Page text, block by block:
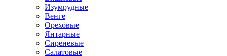
Изумрудные
Венге
Ореховые
Янтарные
Сиреневые
Салатовые